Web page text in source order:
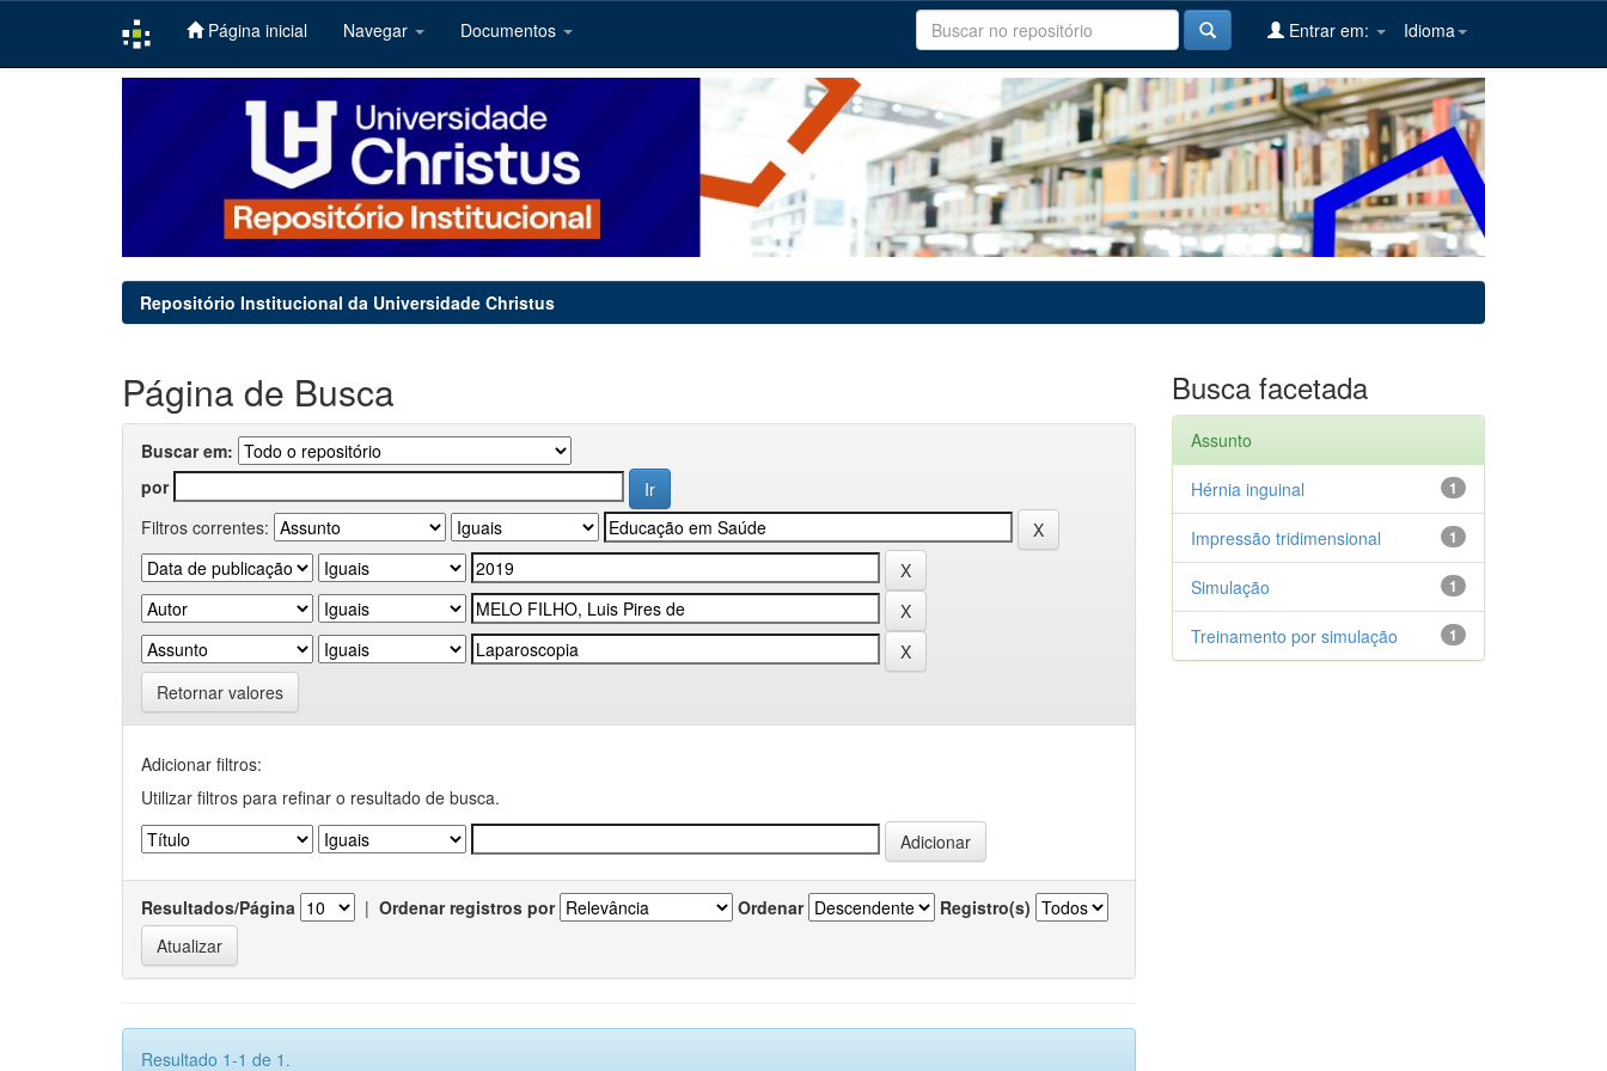
Página inicial Navegar Documentos Idioma
Entrar em:
Repositório Institucional da Universidade Christus
Página de Busca
Buscar em:
por
Filtros correntes:
Retornar valores
Adicionar filtros:
Utilizar filtros para refinar o resultado de busca.
Resultados/Página | Ordenar registros por Ordenar Registro(s)
Resultado 1-1 de 1.
Busca facetada
Assunto
1
Hérnia inguinal
1
Impressão tridimensional
1
Simulação
1
Treinamento por simulação